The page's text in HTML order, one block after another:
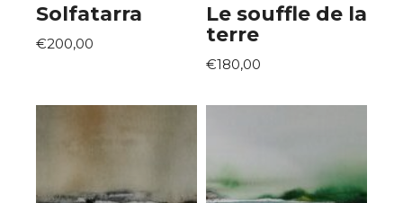
Solfatarra
€200,00
Le souffle de la
terre
€180,00